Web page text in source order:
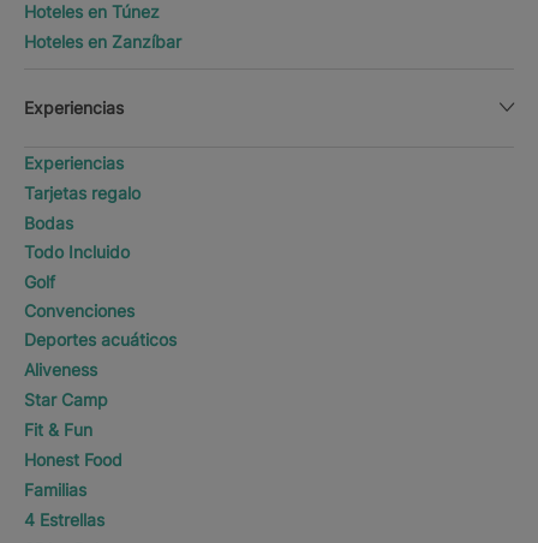
Hoteles en Túnez
Hoteles en Zanzíbar
Experiencias
Experiencias
Tarjetas regalo
Bodas
Todo Incluido
Golf
Convenciones
Deportes acuáticos
Aliveness
Star Camp
Fit & Fun
Honest Food
Familias
4 Estrellas